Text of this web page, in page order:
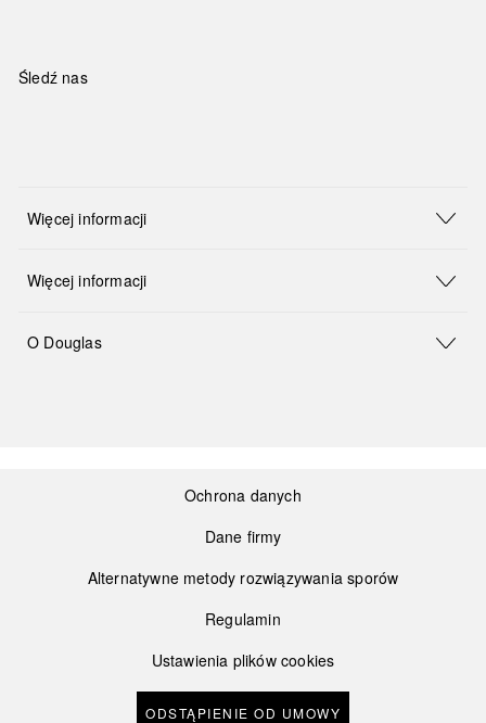
Śledź nas
Więcej informacji
Więcej informacji
O Douglas
Ochrona danych
Dane firmy
Alternatywne metody rozwiązywania sporów
Regulamin
Ustawienia plików cookies
ODSTĄPIENIE OD UMOWY